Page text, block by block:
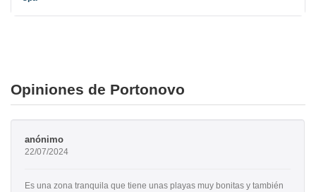
Opiniones de Portonovo
anónimo
22/07/2024
Es una zona tranquila que tiene unas playas muy bonitas y también